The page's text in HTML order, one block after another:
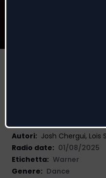
Autori: Josh Chergui, Lois
Radio date: 01/08/2025
Etichetta: Warner
Genere: Dance